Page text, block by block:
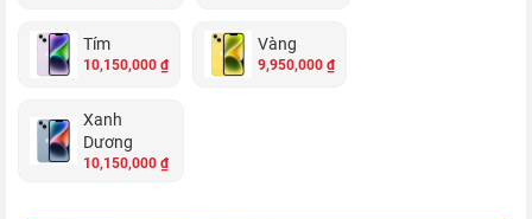
Tím
10,150,000 ₫
Vàng
9,950,000 ₫
Xanh
Dương
10,150,000 ₫